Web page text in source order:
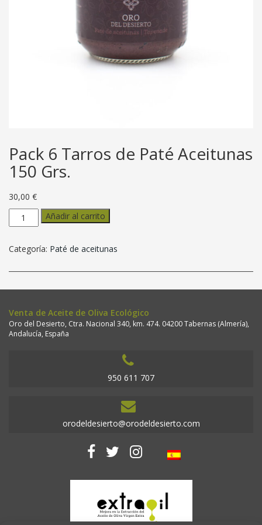
Pack 6 Tarros de Paté Aceitunas
150 Grs.
30,00 €
Pack
6
de
Aceitunas
cantidad
Añadir al carrito
Categoría: Paté de aceitunas
Venta de Aceite de Oliva Ecológico
Oro del Desierto, Ctra. Nacional 340, km. 474. 04200 Tabernas (Almería),
Andalucía, España
950 611 707
orodeldesierto@orodeldesierto.com